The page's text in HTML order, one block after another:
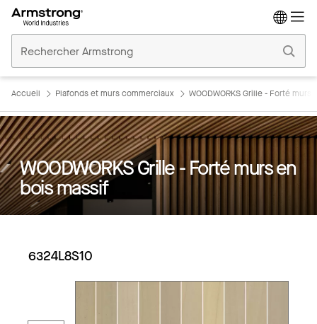
Plafonds
Commerciaux
Accueil Plafonds et murs commerciaux WOODWORKS Grille - Forté
WOODWORKS Grille - Forté murs en
bois massif
6324L8S10